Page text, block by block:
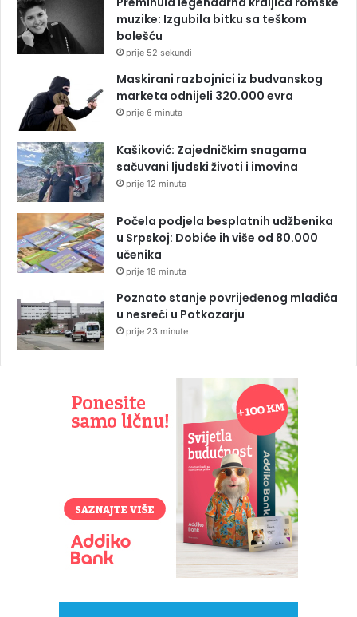
muzike: Izgubila bitku sa teškom
bolešću
prije 52 sekundi
Maskirani razbojnici iz budvanskog
marketa odnijeli 320.000 evra
prije 6 minuta
Kašiković: Zajedničkim snagama
sačuvani ljudski životi i imovina
prije 12 minuta
Počela podjela besplatnih udžbenika
u Srpskoj: Dobiće ih više od 80.000
učenika
prije 18 minuta
Poznato stanje povrijeđenog mladića
u nesreći u Potkozarju
prije 23 minute